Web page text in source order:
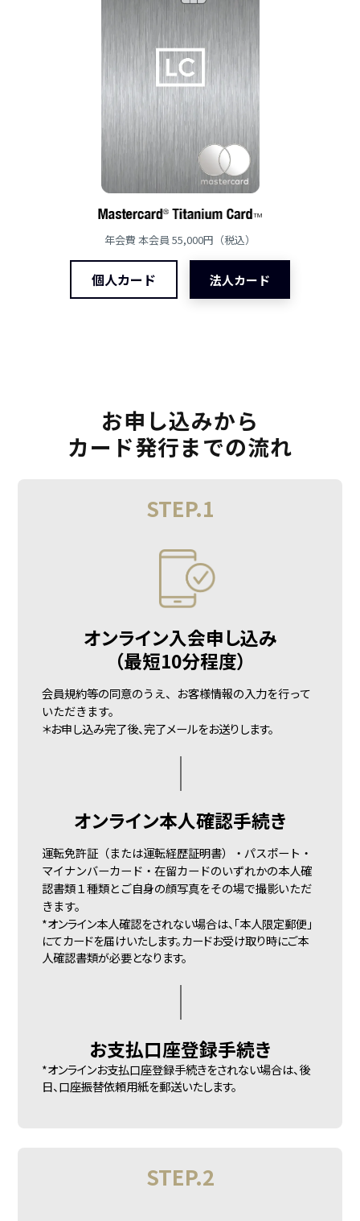
年会費 本会員 55,000円（税込）
個人カード 法人カード
お申し込みから
カード発行までの流れ
STEP.1
オンライン入会申し込み
（最短10分程度）
会員規約等の同意のうえ、お客様情報の入力を行って
いただきます。
＊お申し込み完了後、完了メールをお送りします。
オンライン本人確認手続き
運転免許証（または運転経歴証明書）・パスポート・
マイナンバーカード・在留カードのいずれかの本人確
認書類１種類とご自身の顔写真をその場で撮影いただ
きます。
*オンライン本人確認をされない場合は、「本人限定郵便」
にてカードを届けいたします。カードお受け取り時にご本
人確認書類が必要となります。
お支払口座登録手続き
*オンラインお支払口座登録手続きをされない場合は、後
日、口座振替依頼用紙を郵送いたします。
STEP.2